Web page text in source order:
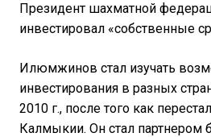
Президент шахматной
инвестировал «собственные
Илюмжинов стал изучать
инвестирования в разных
2010 г., после того как
Калмыкии. Он стал партнером